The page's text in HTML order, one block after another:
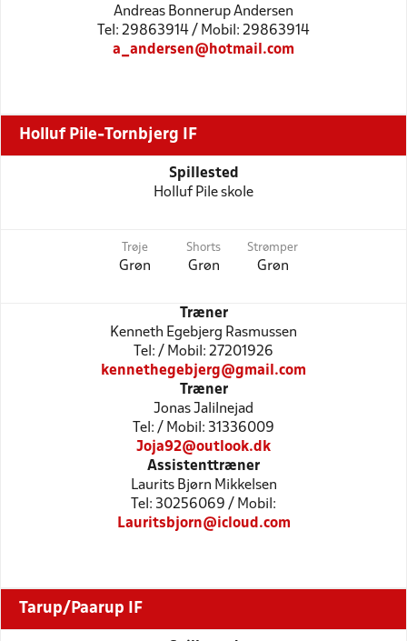
Andreas Bonnerup Andersen
Tel: 29863914 / Mobil: 29863914
a_andersen@hotmail.com
Holluf Pile-Tornbjerg IF
Spillested
Holluf Pile skole
Trøje
Grøn
Shorts
Grøn
Strømper
Grøn
Træner
Kenneth Egebjerg Rasmussen
Tel: / Mobil: 27201926
kennethegebjerg@gmail.com
Træner
Jonas Jalilnejad
Tel: / Mobil: 31336009
Joja92@outlook.dk
Assistenttræner
Laurits Bjørn Mikkelsen
Tel: 30256069 / Mobil:
Lauritsbjorn@icloud.com
Tarup/Paarup IF